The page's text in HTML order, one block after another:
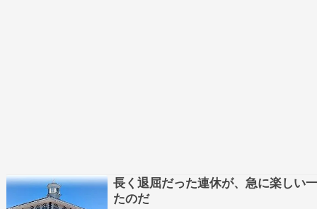
長く退屈だった連休が、急に楽しい
たのだ